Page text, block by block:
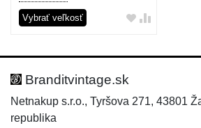
Vybrať veľkosť
Branditvintage.sk
Netnakup s.r.o., Tyršova 271, 43801
republika